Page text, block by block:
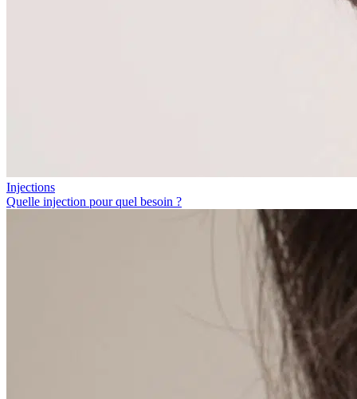
Injections
Quelle injection pour quel besoin ?